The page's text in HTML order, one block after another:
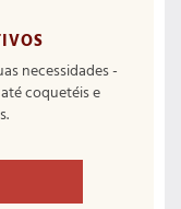
necessidades -
coquetéis e